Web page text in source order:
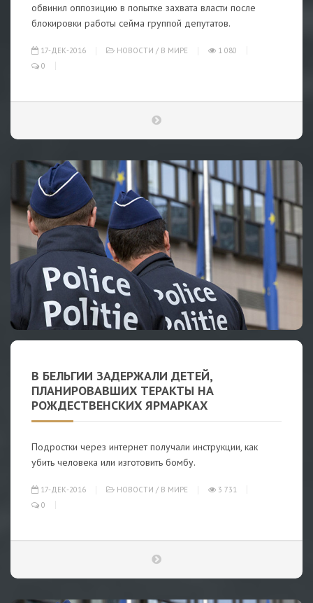
обвинил оппозицию в попытке захвата власти после
блокировки работы сейма группой депутатов.
17-ДЕК-2016 НОВОСТИ / В МИРЕ
1 080
0
В БЕЛЬГИИ ЗАДЕРЖАЛИ ДЕТЕЙ,
ПЛАНИРОВАВШИХ ТЕРАКТЫ НА
РОЖДЕСТВЕНСКИХ ЯРМАРКАХ
Подростки через интернет получали инструкции, как
убить человека или изготовить бомбу.
17-ДЕК-2016 НОВОСТИ / В МИРЕ
3 731
0